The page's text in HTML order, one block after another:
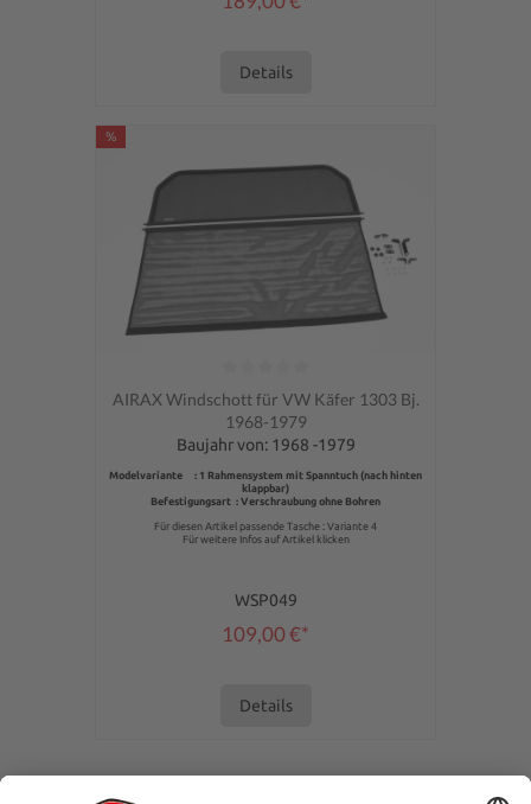
Details
%
Durchschnittliche Bewertung von 0 von 5 Sternen
AIRAX Windschott für VW Käfer 1303 Bj.
1968-1979
Baujahr von: 1968 -1979
Modelvariante : 1 Rahmensystem mit Spanntuch (nach hinten
klappbar)
Befestigungsart : Verschraubung ohne Bohren
Für diesen Artikel passende Tasche : Variante 4
Für weitere Infos auf Artikel klicken
WSP049
109,00 €*
Details